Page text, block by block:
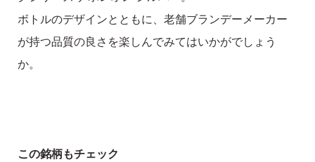
ボトルのデザインとともに、老舗ブランデーメーカー
が持つ品質の良さを楽しんでみてはいかがでしょう
か。
この銘柄もチェック